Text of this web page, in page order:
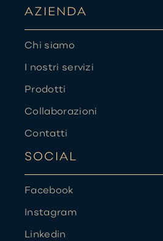
AZIENDA
Chi siamo
I nostri servizi
Prodotti
Collaborazioni
Contatti
SOCIAL
Facebook
Instagram
Linkedin